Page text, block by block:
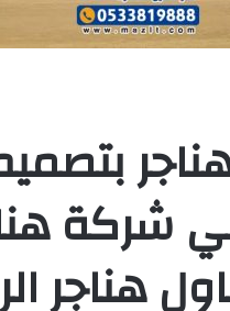
شركة
هناجر